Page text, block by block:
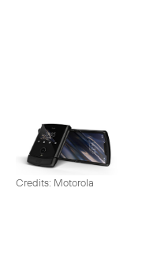
Credits: Motorola